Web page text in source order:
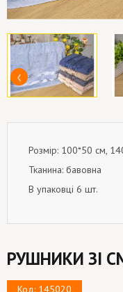
Розмір: 100*50 см,
Тканина: бавовна
В упаковці 6 шт.
РУШНИКИ ЗІ
Код: 145020